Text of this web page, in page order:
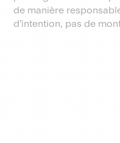
de manière
d’intention, pas de